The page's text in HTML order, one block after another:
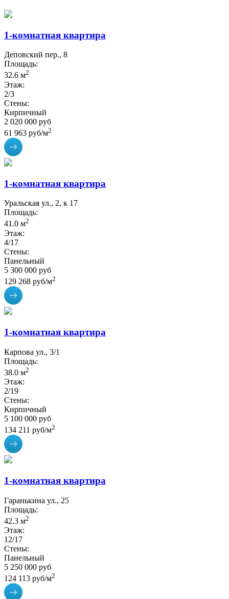
1-комнатная квартира
Деповский пер., 8
Площадь:
32.6 м2
Этаж:
2/3
Стены:
Кирпичный
2 020 000 руб
61 963 руб/м2
1-комнатная квартира
Уральская ул., 2, к 17
Площадь:
41.0 м2
Этаж:
4/17
Стены:
Панельный
5 300 000 руб
129 268 руб/м2
1-комнатная квартира
Карпова ул., 3/1
Площадь:
38.0 м2
Этаж:
2/19
Стены:
Кирпичный
5 100 000 руб
134 211 руб/м2
1-комнатная квартира
Гаранькина ул., 25
Площадь:
42.3 м2
Этаж:
12/17
Стены:
Панельный
5 250 000 руб
124 113 руб/м2